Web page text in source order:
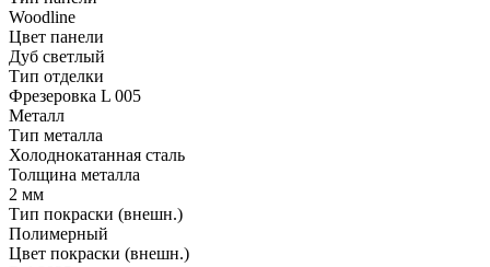
Woodline
Цвет панели
Дуб светлый
Тип отделки
Фрезеровка L 005
Металл
Тип металла
Холоднокатанная сталь
Толщина металла
2 мм
Тип покраски (внешн.)
Полимерный
Цвет покраски (внешн.)